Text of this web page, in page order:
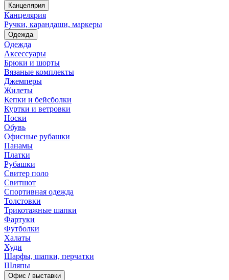
Канцелярия
Канцелярия
Ручки, карандаши, маркеры
Одежда
Одежда
Аксессуары
Брюки и шорты
Вязаные комплекты
Джемперы
Жилеты
Кепки и бейсболки
Куртки и ветровки
Носки
Обувь
Офисные рубашки
Панамы
Платки
Рубашки
Свитер поло
Свитшот
Спортивная одежда
Толстовки
Трикотажные шапки
Фартуки
Футболки
Халаты
Худи
Шарфы, шапки, перчатки
Шляпы
Офис / выставки